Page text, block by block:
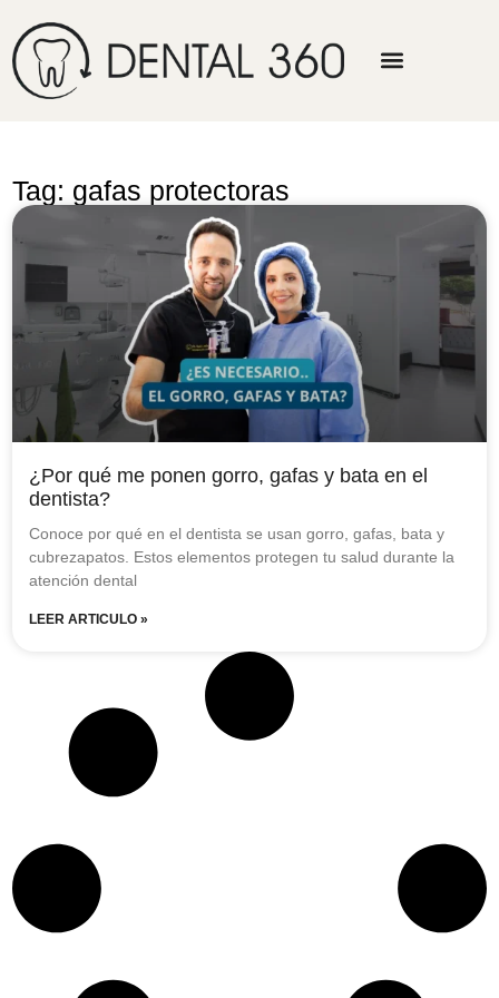
Tag: gafas protectoras
¿Por qué me ponen gorro, gafas y bata en el
dentista?
Conoce por qué en el dentista se usan gorro, gafas, bata y
cubrezapatos. Estos elementos protegen tu salud durante la
atención dental
LEER ARTICULO »